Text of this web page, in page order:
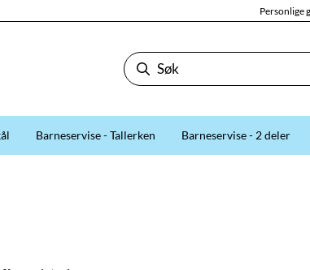
Personlige
Barneservise - Tallerken Barneservise - 2 deler